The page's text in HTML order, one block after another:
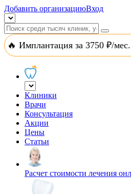
Добавить организациюВход
🔥 Имплантация за 3750 ₽/мес.
Клиники
Врачи
Консультация
Акции
Цены
Статьи
Расчет стоимости лечения